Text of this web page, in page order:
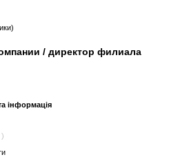
/ директор филиала
інформація
)